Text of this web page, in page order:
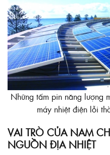
Những tấm pin năng lượng
máy nhiệt điện lỗi
VAI TRÒ CỦA NAM
NGUỒN ĐỊA NHIỆT